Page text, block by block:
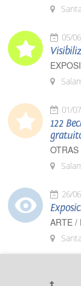
05/
01/
122
26/
ARTE /